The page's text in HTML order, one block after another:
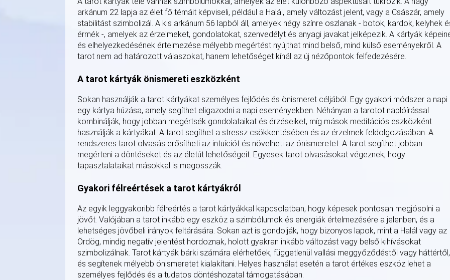
arkánum 22 lapja az élet fő témáit képviseli, például a Halál, amely változást jelent, vagy a Császár, amely
stabilitást szimbolizál. A kis arkánum 56 lapból áll, amelyek négy színre oszlanak - botok, kardok, kelyhek
érmék -, amelyek az érzelmeket, gondolatokat, szenvedélyt és anyagi javakat jelképezik. A kártyák
és elhelyezkedésének értelmezése mélyebb megértést nyújthat mind belső, mind külső eseményekről. A
tarot nem ad határozott válaszokat, hanem lehetőséget kínál az új nézőpontok felfedezésére.
A tarot kártyák önismereti eszközként
Sokan használják a tarot kártyákat személyes fejlődés és önismeret céljából. Egy gyakori módszer a napi
egy kártya húzása, amely segíthet eligazodni a napi eseményekben. Néhányan a tarotot naplóírással
kombinálják, hogy jobban megértsék gondolataikat és érzéseiket, míg mások meditációs eszközként
használják a kártyákat. A tarot segíthet a stressz csökkentésében és az érzelmek feldolgozásában. A
rendszeres tarot olvasás erősítheti az intuíciót és növelheti az önismeretet. A tarot segíthet jobban
megérteni a döntéseket és az életút lehetőségeit. Egyesek tarot olvasásokat végeznek, hogy
tapasztalataikat másokkal is megosszák.
Gyakori félreértések a tarot kártyákról
Az egyik leggyakoribb félreértés a tarot kártyákkal kapcsolatban, hogy képesek pontosan megjósolni a
jövőt. Valójában a tarot inkább egy eszköz a szimbólumok és energiák értelmezésére a jelenben, és a
lehetséges jövőbeli irányok feltárására. Sokan azt is gondolják, hogy bizonyos lapok, mint a Halál vagy az
Ördög, mindig negatív jelentést hordoznak, holott gyakran inkább változást vagy belső kihívásokat
szimbolizálnak. Tarot kártyák bárki számára elérhetőek, függetlenül vallási meggyőződéstől vagy háttértől,
és segítenek mélyebb önismeretet kialakítani. Helyes használat esetén a tarot értékes eszköz lehet a
személyes fejlődés és a tudatos döntéshozatal támogatásában.